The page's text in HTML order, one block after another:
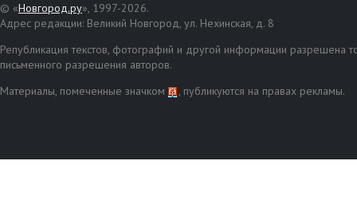
© «Новгород.ру», 1997-2026.
Адрес редакции: Великий Новгород, ул. Нехинская, д. 8
Републикация текстов, фотографий и другой информации разрешена
письменного разрешения авторов.
Материалы, помеченные значком
, публикуются на правах рекламы.